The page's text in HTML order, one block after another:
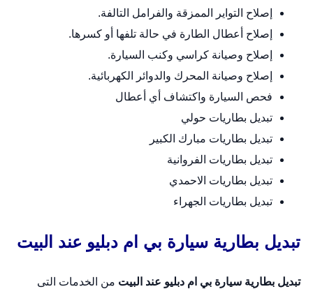
إصلاح التواير الممزقة والفرامل التالفة.
إصلاح أعطال الطارة في حالة تلفها أو كسرها.
إصلاح وصيانة كراسي وكنب السيارة.
إصلاح وصيانة المحرك والدوائر الكهربائية.
فحص السيارة واكتشاف أي أعطال
تبديل بطاريات حولي
تبديل بطاريات مبارك الكبير
تبديل بطاريات الفروانية
تبديل بطاريات الاحمدي
تبديل بطاريات الجهراء
تبديل بطارية سيارة بي ام دبليو عند البيت
تبديل بطارية سيارة بي ام دبليو عند البيت من الخدمات التى